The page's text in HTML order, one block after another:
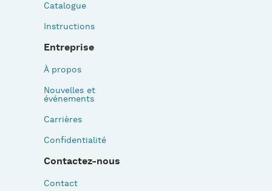
Catalogue
Instructions
Entreprise
À propos
Nouvelles et
événements
Carrières
Confidentialité
Contactez-nous
Contact